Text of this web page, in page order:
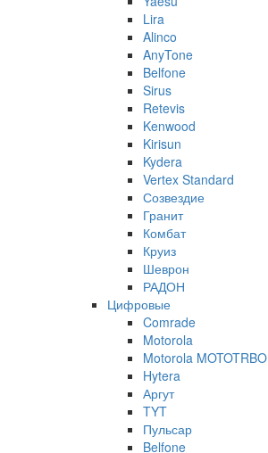
Lira
Alinco
AnyTone
Belfone
Sirus
Retevis
Kenwood
Kirisun
Kydera
Vertex Standard
Созвездие
Гранит
Комбат
Круиз
Шеврон
РАДОН
Цифровые
Comrade
Motorola
Motorola MOTOTRBO
Hytera
Аргут
TYT
Пульсар
Belfone